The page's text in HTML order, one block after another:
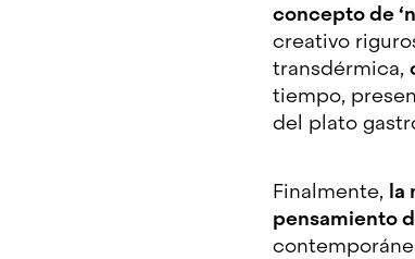
concepto de
creativo
transdérmica,
tiempo,
del plato
Finalmente, la
pensamiento